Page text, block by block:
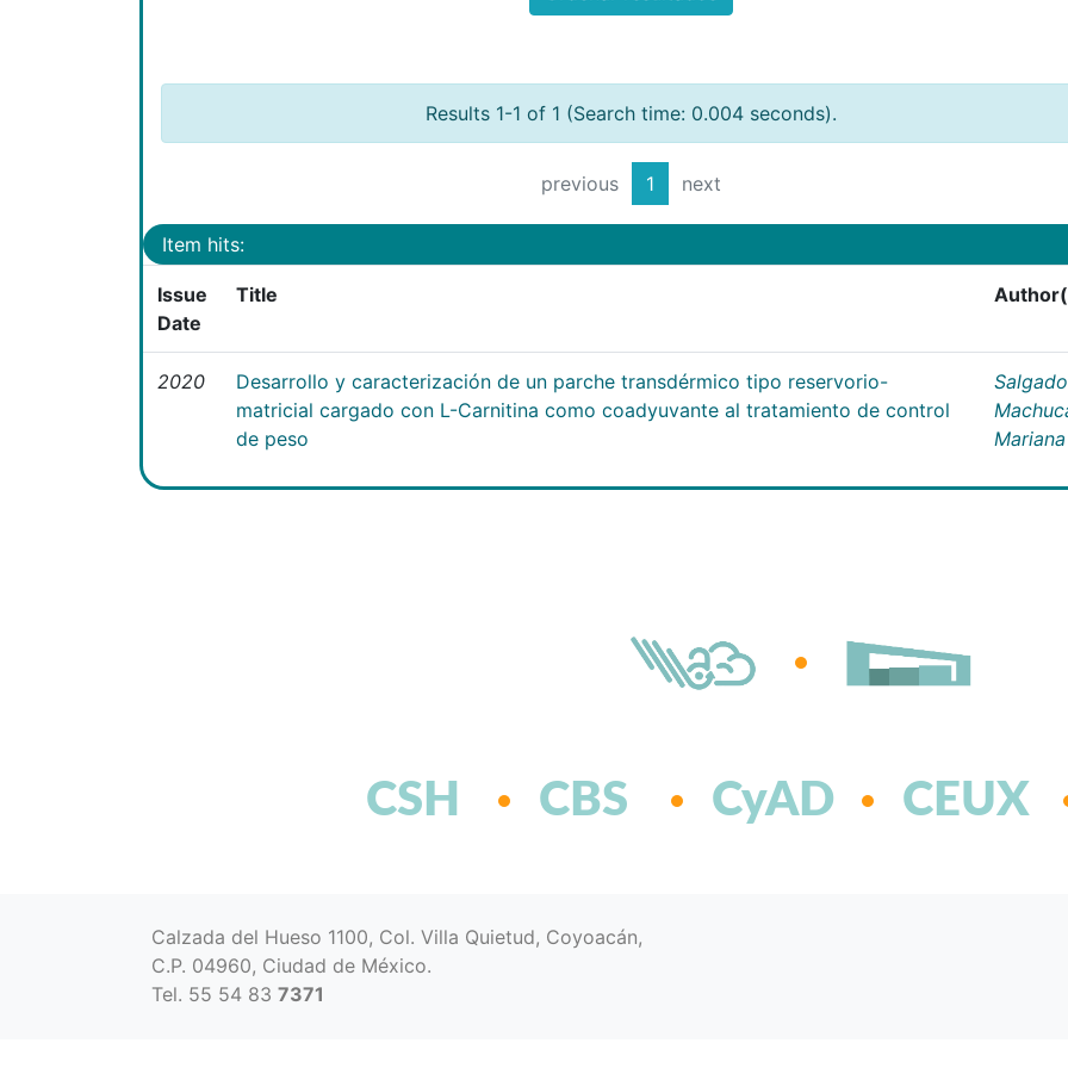
Results 1-1 of 1 (Search time: 0.004 seconds).
previous 1 next
Item hits:
Issue
Date
Title
2020
Desarrollo y caracterización de un parche transdérmico tipo reservorio-
matricial cargado con L-Carnitina como coadyuvante al tratamiento de control
de peso
Salgado
Mariana
CSH CBS CyAD CEUX
Calzada del Hueso 1100, Col. Villa Quietud, Coyoacán,
C.P. 04960, Ciudad de México.
Tel. 55 54 83 7371